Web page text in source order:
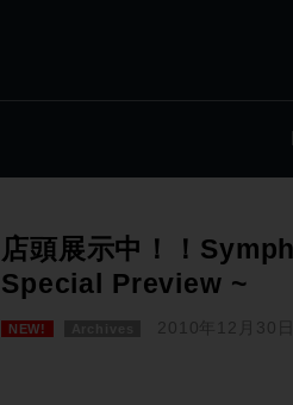
店頭展示中！！
Special Preview ~
NEW! 2010年12月30日